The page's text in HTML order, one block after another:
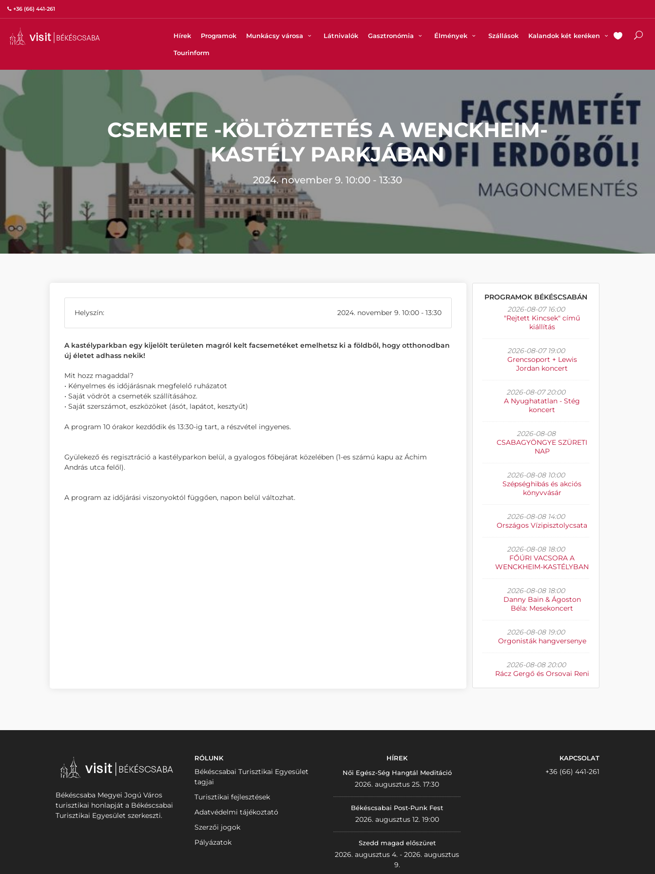
+36 (66) 441-261
Hírek Programok Munkácsy városa Látnivalók Gasztronómia Élmények Szállások Kalandok két keréken
Tourinform
CSEMETE -KÖLTÖZTETÉS A WENCKHEIM-
KASTÉLY PARKJÁBAN
2024. november 9. 10:00 - 13:30
Helyszín: 2024. november 9. 10:00 - 13:30
A kastélyparkban egy kijelölt területen magról kelt facsemetéket emelhetsz ki a földből, hogy otthonodban
új életet adhass nekik!
Mit hozz magaddal?
• Kényelmes és időjárásnak megfelelő ruházatot
• Saját vödröt a csemeték szállításához.
• Saját szerszámot, eszközöket (ásót, lapátot, kesztyűt)
A program 10 órakor kezdődik és 13:30-ig tart, a részvétel ingyenes.
Gyülekező és regisztráció a kastélyparkon belül, a gyalogos főbejárat közelében (1-es számú kapu az Áchim
András utca felől).
A program az időjárási viszonyoktól függően, napon belül változhat.
PROGRAMOK BÉKÉSCSABÁN
2026-08-07 16:00
"Rejtett Kincsek" című
kiállítás
2026-08-07 19:00
Grencsoport + Lewis
Jordan koncert
2026-08-07 20:00
A Nyughatatlan - Stég
koncert
2026-08-08
CSABAGYÖNGYE SZÜRETI
NAP
2026-08-08 10:00
Szépséghibás és akciós
könyvvásár
2026-08-08 14:00
Országos Vízipisztolycsata
2026-08-08 18:00
FŐÚRI VACSORA A
WENCKHEIM-KASTÉLYBAN
2026-08-08 18:00
Danny Bain & Ágoston
Béla: Mesekoncert
2026-08-08 19:00
Orgonisták hangversenye
2026-08-08 20:00
Rácz Gergő és Orsovai Reni
Békéscsaba Megyei Jogú Város
turisztikai honlapját a Békéscsabai
Turisztikai Egyesület szerkeszti.
RÓLUNK
Békéscsabai Turisztikai Egyesület
tagjai
Turisztikai fejlesztések
Adatvédelmi tájékoztató
Szerzői jogok
Pályázatok
HÍREK
Női Egész-Ség Hangtál Meditáció
2026. augusztus 25. 17:30
Békéscsabai Post-Punk Fest
2026. augusztus 12. 19:00
Szedd magad előszüret
2026. augusztus 4. - 2026. augusztus
9.
KAPCSOLAT
+36 (66) 441-261